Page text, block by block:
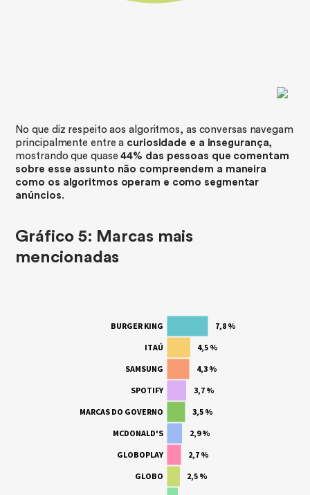
No que diz respeito aos algoritmos, as conversas navegam
principalmente entre a curiosidade e a insegurança,
mostrando que quase44% das pessoas que comentam
sobre esse assunto não compreendem a maneira
como os algoritmos operam e como segmentar
anúncios.
Gráfico 5: Marcas mais
mencionadas